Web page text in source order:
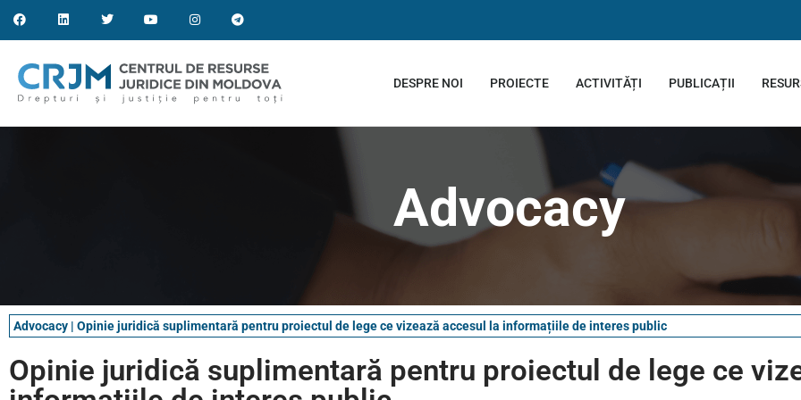
DESPRE NOI PROIECTE ACTIVITĂȚI PUBLICAȚII
Advocacy
Advocacy | Opinie juridică suplimentară pentru proiectul de lege ce vizează accesul la informațiile de interes public
Opinie juridică suplimentară pentru proiectul de lege ce